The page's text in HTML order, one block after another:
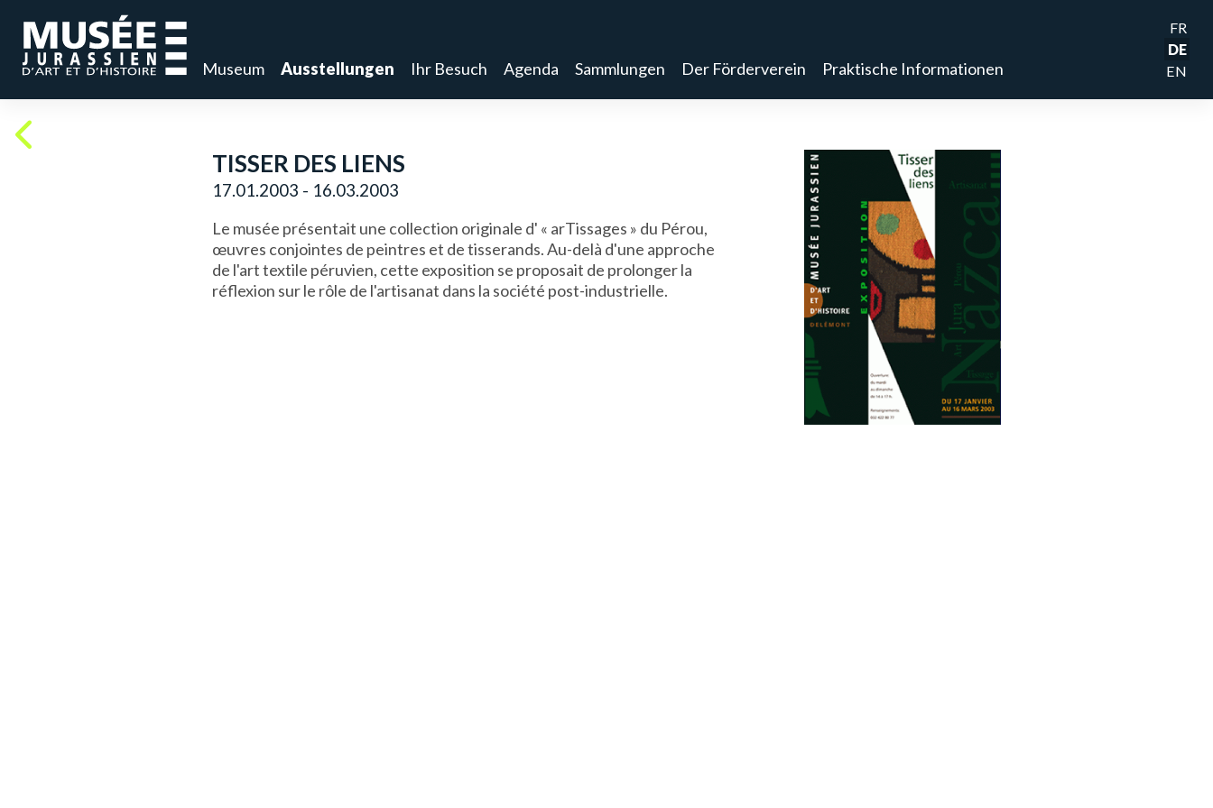
Museum Ausstellungen Ihr Besuch Agenda Sammlungen Der Förderverein Praktische Informationen
FR
DE
EN
TISSER DES LIENS
17.01.2003 - 16.03.2003
Le musée présentait une collection originale d' « arTissages » du Pérou,
œuvres conjointes de peintres et de tisserands. Au-delà d'une approche
de l'art textile péruvien, cette exposition se proposait de prolonger la
réflexion sur le rôle de l'artisanat dans la société post-industrielle.